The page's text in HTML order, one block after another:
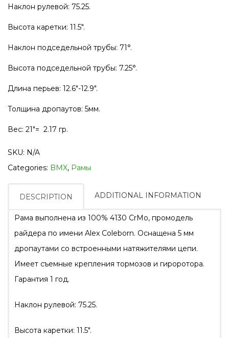
Наклон рулевой: 75.25.
Высота каретки: 11.5″.
Наклон подседельной трубы: 71°.
Высота подседельной трубы: 7.25°.
Длина перьев: 12.6″-12.9″.
Толщина дропаутов: 5мм.
Вес: 21″= 2.17 гр.
SKU: N/A
Categories: BMX, Рамы
DESCRIPTION ADDITIONAL INFORMATION
Рама выполнена из 100% 4130 CrMo, промодель
райдера по имени Alex Coleborn. Оснащена 5 мм
дропаутами со встроенными натяжителями цепи.
Имеет съемные крепления тормозов и гироротора.
Гарантия 1 год.
Наклон рулевой: 75.25.
Высота каретки: 11.5″.